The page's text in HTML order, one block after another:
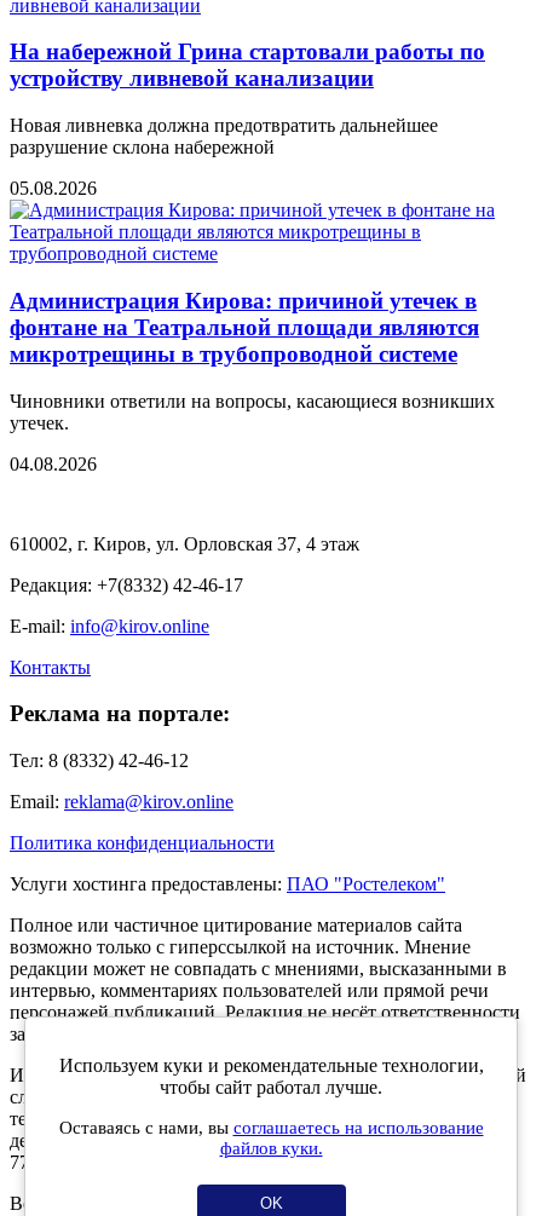
На набережной Грина стартовали работы по
устройству ливневой канализации
Новая ливневка должна предотвратить дальнейшее
разрушение склона набережной
05.08.2026
Администрация Кирова: причиной утечек в
фонтане на Театральной площади являются
микротрещины в трубопроводной системе
Чиновники ответили на вопросы, касающиеся возникших
утечек.
04.08.2026
610002, г. Киров, ул. Орловская 37, 4 этаж
Редакция: +7(8332) 42-46-17
E-mail: info@kirov.online
Контакты
Реклама на портале:
Тел: 8 (8332) 42-46-12
Email: reklama@kirov.online
Политика конфиденциальности
Услуги хостинга предоставлены: ПАО "Ростелеком"
Полное или частичное цитирование материалов сайта
возможно только с гиперссылкой на источник. Мнение
редакции может не совпадать с мнениями, высказанными в
интервью, комментариях пользователей или прямой речи
персонажей публикаций. Редакция не несёт ответственности
за текст комментариев читателей.
Интернет-портал Kirov.online зарегистрирован в Федеральной
службе по надзору в сфере связи, информационных
технологий и массовых коммуникаций (Роскомнадзор) 5
декабря 2019 года. Регистрационный номер ЭЛ № ФС 77 -
77189.
Возрастное ограничение 12+
Используем куки и рекомендательные технологии,
чтобы сайт работал лучше.
Оставаясь с нами, вы соглашаетесь на использование
файлов куки.
OK